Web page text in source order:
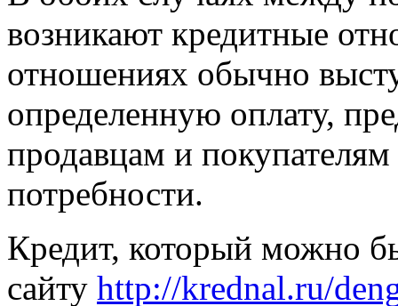
возникают кредитные
отношениях обычно
определенную оплату,
продавцам и покупателям
потребности.
Кредит, который можно
сайту http://krednal.ru/